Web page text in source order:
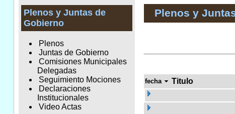
Plenos y Juntas de
Gobierno
Plenos
Juntas de Gobierno
Comisiones Municipales
Delegadas
Seguimiento Mociones
Declaraciones
Institucionales
Video Actas
Plenos y
fecha Titulo